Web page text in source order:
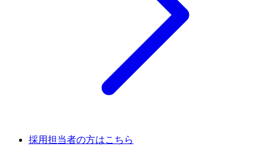
採用担当者の方はこちら